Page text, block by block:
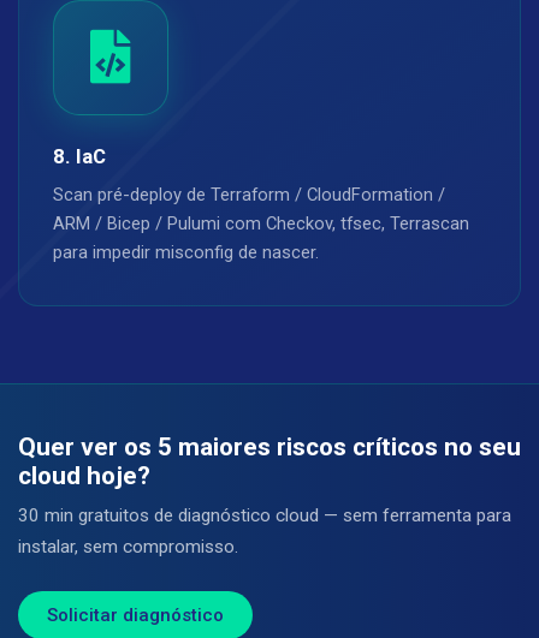
8. IaC
Scan pré-deploy de Terraform / CloudFormation /
ARM / Bicep / Pulumi com Checkov, tfsec, Terrascan
para impedir misconfig de nascer.
Quer ver os 5 maiores riscos críticos no seu
cloud hoje?
30 min gratuitos de diagnóstico cloud — sem ferramenta para
instalar, sem compromisso.
Solicitar diagnóstico